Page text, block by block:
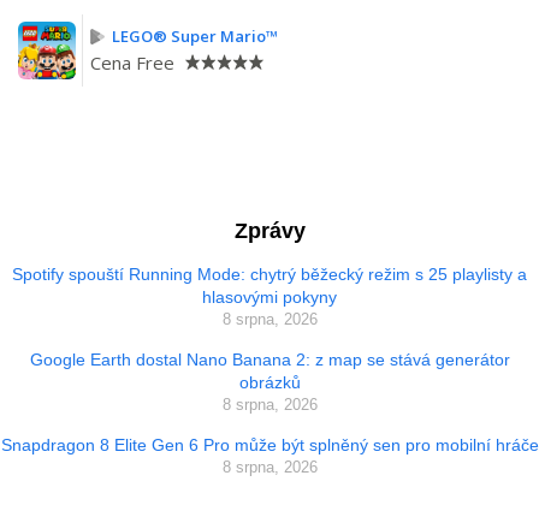
LEGO® Super Mario™
Cena Free
Zprávy
Spotify spouští Running Mode: chytrý běžecký režim s 25 playlisty a
hlasovými pokyny
8 srpna, 2026
Google Earth dostal Nano Banana 2: z map se stává generátor
obrázků
8 srpna, 2026
Snapdragon 8 Elite Gen 6 Pro může být splněný sen pro mobilní hráče
8 srpna, 2026